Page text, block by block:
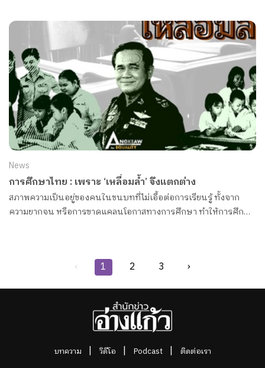
ศูนย์ (Net Zero) ภายในปี 2065
News
การศึกษาไทย : เพราะ ‘เหลื่อมล้ำ’ จึงแตกต่าง
สภาพความเป็นอยู่ของคนในชนบทที่ไม่เอื้อต่อการเรียนรู้ ทั้งจาก
ความยากจน หรือการขาดแคลนโอกาสทางการศึกษา ทำให้การศึกษา
‹ 1 2 3 ›
บทความ วิดีโอ Podcast ติดต่อเรา